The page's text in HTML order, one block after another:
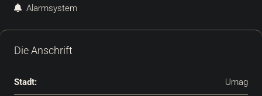
Alarmsystem
Die Anschrift
Stadt: Umag